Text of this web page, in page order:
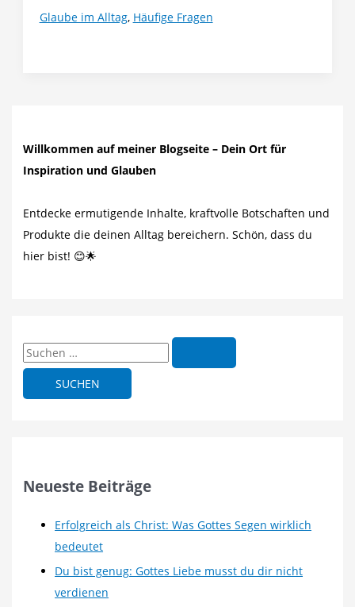
Dankbarkeit?
Alltag
zu
zeigen
Glaube im Alltag, Häufige Fragen
Willkommen auf meiner Blogseite – Dein Ort für
Inspiration und Glauben
Entdecke ermutigende Inhalte, kraftvolle Botschaften und
Produkte die deinen Alltag bereichern. Schön, dass du
hier bist! 😊🌟
S
u
a
Neueste Beiträge
Erfolgreich als Christ: Was Gottes Segen wirklich
bedeutet
Du bist genug: Gottes Liebe musst du dir nicht
verdienen